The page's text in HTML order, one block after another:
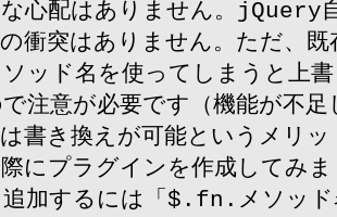
心配はありません。jQuery
衝突はありません。ただ、
ッド名を使ってしまうと上
注意が必要です（機能が不
書き換えが可能というメリ
にプラグインを作成してみ
追加するには「$.fn.メソッ